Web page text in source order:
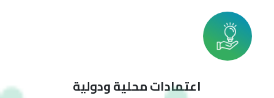
اعتمادات محلية ودولية